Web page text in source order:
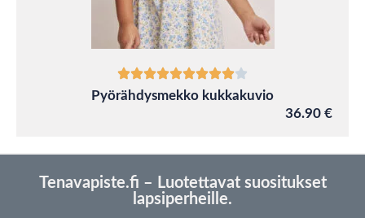
Pyörähdysmekko kukkakuvio
36.90 €
Tenavapiste.fi – Luotettavat suositukset
lapsiperheille.